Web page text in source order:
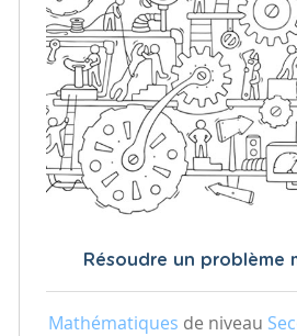
Résoudre un problème
Mathématiques de niveau